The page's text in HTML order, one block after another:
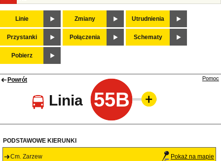
Linie Zmiany Utrudnienia
Przystanki Połączenia Schematy
Pobierz
Powrót
Linia 55B
Pomoc
PODSTAWOWE KIERUNKI
Cm. Zarzew Pokaż na mapie